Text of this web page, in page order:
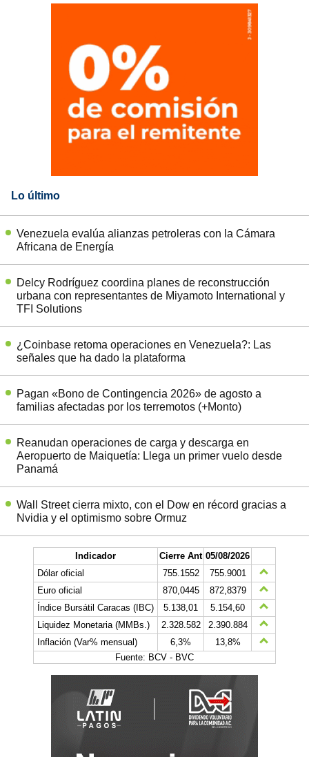
Lo último
Venezuela evalúa alianzas petroleras con la Cámara
Africana de Energía
Delcy Rodríguez coordina planes de reconstrucción
urbana con representantes de Miyamoto International y
TFI Solutions
¿Coinbase retoma operaciones en Venezuela?: Las
señales que ha dado la plataforma
Pagan «Bono de Contingencia 2026» de agosto a
familias afectadas por los terremotos (+Monto)
Reanudan operaciones de carga y descarga en
Aeropuerto de Maiquetía: Llega un primer vuelo desde
Panamá
Wall Street cierra mixto, con el Dow en récord gracias a
Nvidia y el optimismo sobre Ormuz
Indicador Cierre Ant 05/08/2026
Dólar oficial
755.1552
755.9001
Euro oficial
870,0445
872,8379
Índice Bursátil Caracas (IBC)
5.138,01
5.154,60
Liquidez Monetaria (MMBs.)
2.328.582
2.390.884
Inflación (Var% mensual)
6,3%
13,8%
Fuente: BCV - BVC